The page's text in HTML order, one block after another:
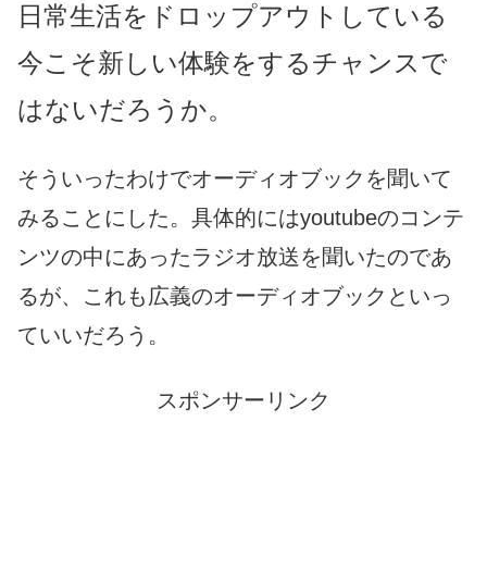
日常生活をドロップアウトしている
今こそ新しい体験をするチャンスで
はないだろうか。
そういったわけでオーディオブックを聞いて
みることにした。具体的にはyoutubeのコンテ
ンツの中にあったラジオ放送を聞いたのであ
るが、これも広義のオーディオブックといっ
ていいだろう。
スポンサーリンク